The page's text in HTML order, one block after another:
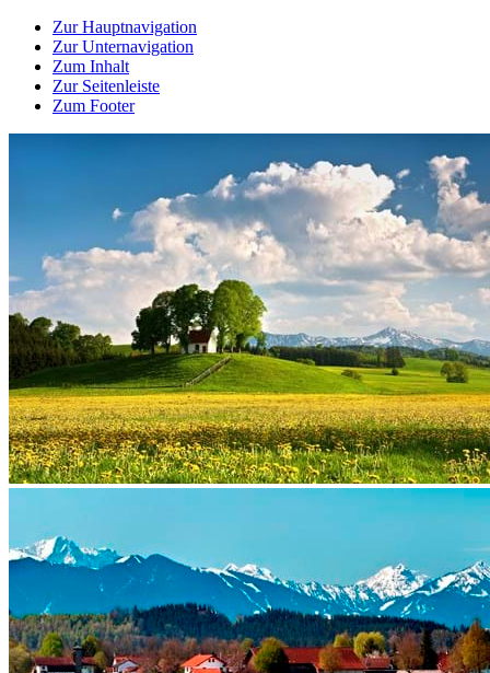
Zur Hauptnavigation
Zur Unternavigation
Zum Inhalt
Zur Seitenleiste
Zum Footer